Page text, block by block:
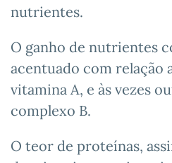
nutrientes.
O ganho de nutrientes
acentuado com relação
vitamina A, e às vezes
complexo B.
O teor de proteínas,